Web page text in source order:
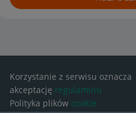
Korzystanie z serwisu oznacza
akceptację regulaminu
Polityka plików cookie